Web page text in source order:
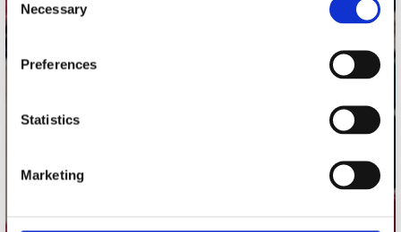
Selection
Necessary
Preferences
Statistics
Marketing